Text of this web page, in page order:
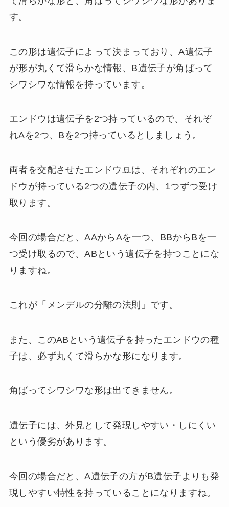
す。
この形は遺伝子によって決まっており、A遺伝子
が形が丸くて滑らかな情報、B遺伝子が角ばって
シワシワな情報を持っています。
エンドウは遺伝子を2つ持っているので、それぞ
れAを2つ、Bを2つ持っているとしましょう。
両者を交配させたエンドウ豆は、それぞれのエン
ドウが持っている2つの遺伝子の内、1つずつ受け
取ります。
今回の場合だと、AAからAを一つ、BBからBを一
つ受け取るので、ABという遺伝子を持つことにな
りますね。
これが「メンデルの分離の法則」です。
また、このABという遺伝子を持ったエンドウの種
子は、必ず丸くて滑らかな形になります。
角ばってシワシワな形は出てきません。
遺伝子には、外見として発現しやすい・しにくい
という優劣があります。
今回の場合だと、A遺伝子の方がB遺伝子よりも発
現しやすい特性を持っていることになりますね。